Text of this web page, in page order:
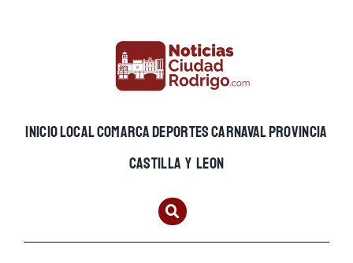
INICIOLOCALCOMARCADEPORTESCARNAVALPROVINCIA
CASTILLA Y LEON